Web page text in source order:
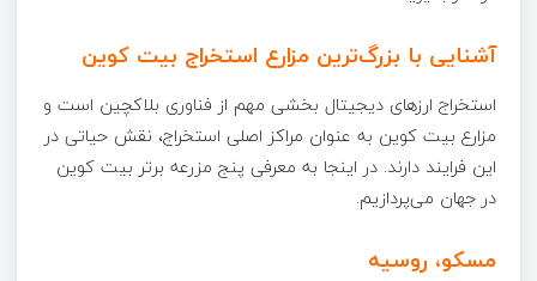
آشنایی با بزرگ‌ترین مزارع استخراج بیت کوین
استخراج ارزهای دیجیتال بخشی مهم از فناوری بلاکچین است و
مزارع بیت کوین به عنوان مراکز اصلی استخراج، نقش حیاتی در
این فرایند دارند. در اینجا به معرفی پنج مزرعه برتر بیت کوین
در جهان می‌پردازیم.
مسکو، روسیه